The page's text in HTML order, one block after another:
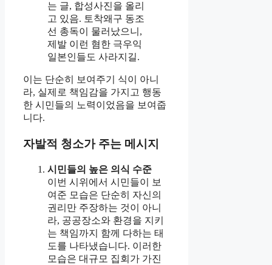
는 글, 합성사진을 올리
고 있음. 토착왜구 동조
선 총독이 물러났으니,
제발 이런 혐한 극우익
일본인들도 사라지길.
이는 단순히 보여주기 식이 아니
라, 실제로 책임감을 가지고 행동
한 시민들의 노력이었음을 보여줍
니다.
자발적 청소가 주는 메시지
시민들의 높은 의식 수준
이번 시위에서 시민들이 보
여준 모습은 단순히 자신의
권리만 주장하는 것이 아니
라, 공공장소와 환경을 지키
는 책임까지 함께 다하는 태
도를 나타냈습니다. 이러한
모습은 대규모 집회가 가진